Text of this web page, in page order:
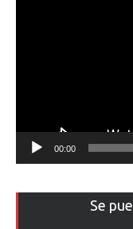
00:00
Se